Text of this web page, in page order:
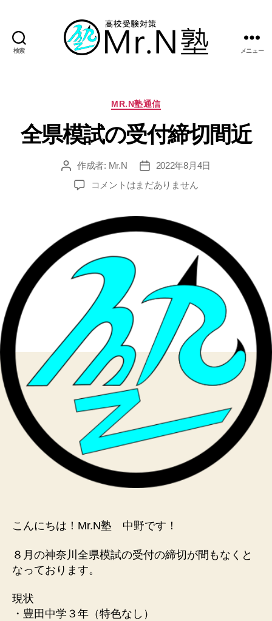
検索 メニュー
カ
ゴ
リ
MR.N塾通信
全県模試の受付締切間近
投
稿
作成者: Mr.N
投
稿
2022年8月4日
全
試
の
付
締
切
間
へ
コメントはまだありません
こんにちは！Mr.N塾 中野です！
８月の神奈川全県模試の受付の締切が間もなくと
なっております。
現状
・豊田中学３年（特色なし）